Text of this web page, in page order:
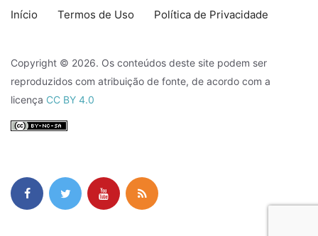
Início Termos de Uso Política de Privacidade
Copyright © 2026. Os conteúdos deste site podem ser
reproduzidos com atribuição de fonte, de acordo com a
licença CC BY 4.0